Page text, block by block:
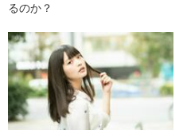
るのか？